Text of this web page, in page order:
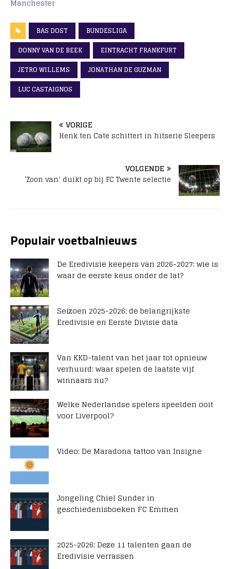
Manchester
BAS DOST
BUNDESLIGA
DONNY VAN DE BEEK
EINTRACHT FRANKFURT
JETRO WILLEMS
JONATHAN DE GUZMAN
LUC CASTAIGNOS
VORIGE
Henk ten Cate schittert in hitserie Sleepers
VOLGENDE
‘Zoon van’ duikt op bij FC Twente selectie
Populair voetbalnieuws
De Eredivisie keepers van 2026-2027: wie is
waar de eerste keus onder de lat?
Seizoen 2025-2026: de belangrijkste
Eredivisie en Eerste Divisie data
Van KKD-talent van het jaar tot opnieuw
verhuurd: waar spelen de laatste vijf
winnaars nu?
Welke Nederlandse spelers speelden ooit
voor Liverpool?
Video: De Maradona tattoo van Insigne
Jongeling Chiel Sunder in
geschiedenisboeken FC Emmen
2025-2026: Deze 11 talenten gaan de
Eredivisie verrassen